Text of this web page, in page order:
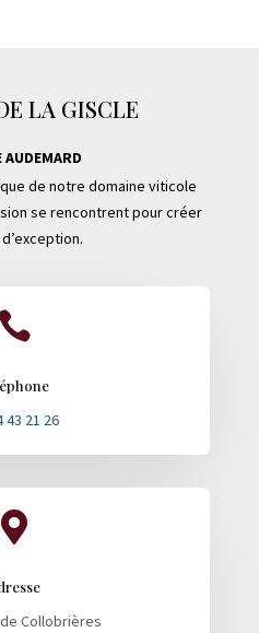
LA GISCLE
AUDEMARD
de notre domaine viticole
se rencontrent pour créer
43 21 26

Collobrières